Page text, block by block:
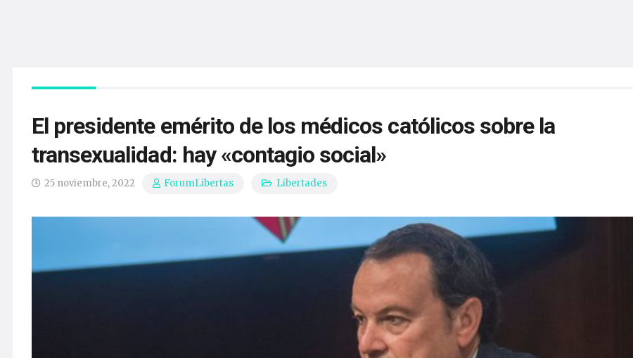
El presidente emérito de los médicos católicos sobre la
transexualidad: hay «contagio social»
25 noviembre, 2022 ForumLibertas Libertades